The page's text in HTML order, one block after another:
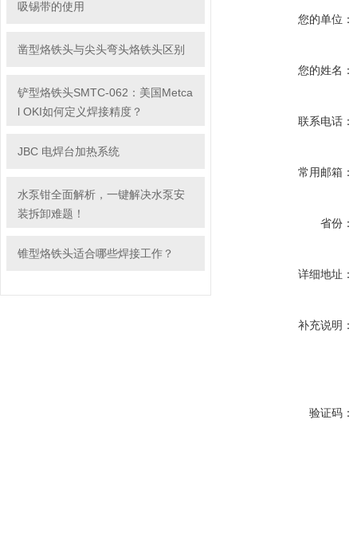
吸锡带的使用
凿型烙铁头与尖头弯头烙铁头区别
铲型烙铁头SMTC-062：美国Metca
l OKI如何定义焊接精度？
JBC 电焊台加热系统
水泵钳全面解析，一键解决水泵安
装拆卸难题！
锥型烙铁头适合哪些焊接工作？
您的单位：
您的姓名：
联系电话：
常用邮箱：
省份：
详细地址：
补充说明：
验证码：